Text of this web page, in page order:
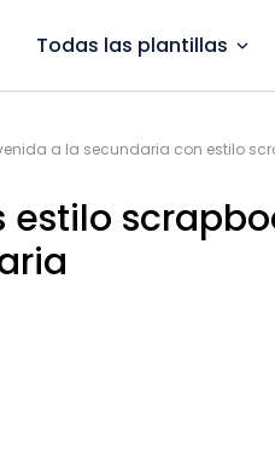
Todas las plantillas
a la secundaria con estilo
estilo